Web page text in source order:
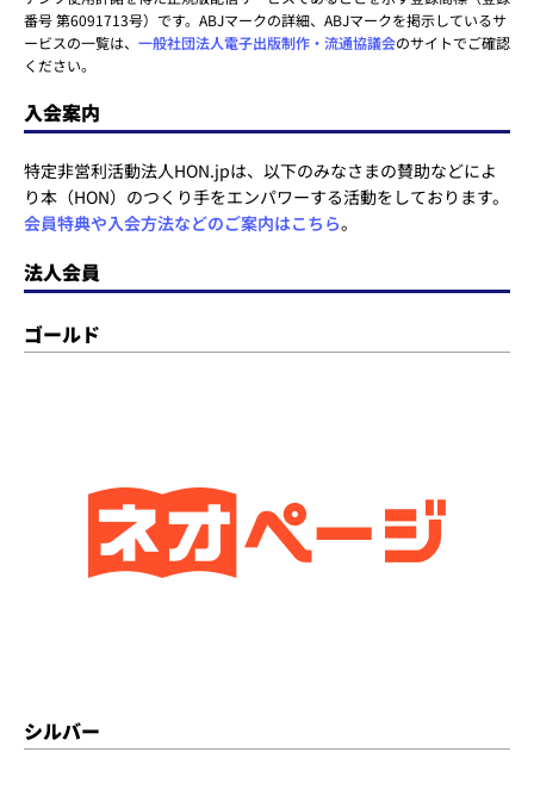
番号 第6091713号）です。ABJマークの詳細、ABJマークを掲示しているサ
ービスの一覧は、 一般社団法人電子出版制作・流通協議会のサイトでご確認
ください。
入会案内
特定非営利活動法人HON.jpは、以下のみなさまの賛助などによ
り本（HON）のつくり手をエンパワーする活動をしております。
会員特典や入会方法などのご案内はこちら。
法人会員
ゴールド
シルバー